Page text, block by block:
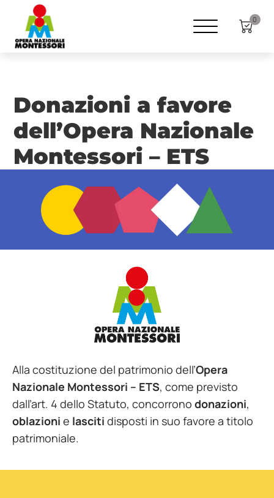
0
Donazioni a favore
dell’Opera Nazionale
Montessori – ETS
Alla costituzione del patrimonio dell’Opera
Nazionale Montessori – ETS, come previsto
dall’art. 4 dello Statuto, concorrono donazioni,
oblazioni e lasciti disposti in suo favore a titolo
patrimoniale.